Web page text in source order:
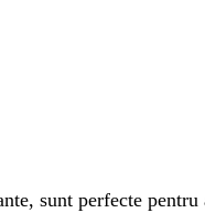
sunt perfecte pentru